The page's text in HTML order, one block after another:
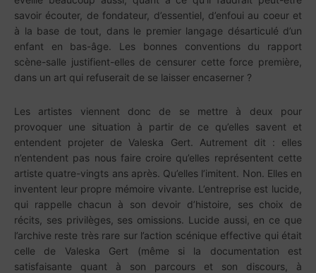
savoir écouter, de fondateur, d’essentiel, d’enfoui au coeur et
à la base de tout, dans le premier langage désarticulé d’un
enfant en bas-âge. Les bonnes conventions du rapport
scène-salle justifient-elles de censurer cette force première,
dans un art qui refuserait de se laisser encaserner ?
Les artistes viennent donc de se mettre à deux pour
provoquer une situation à partir de ce qu’elles savent et
entendent projeter de Valeska Gert. Autrement dit : elles
n’entendent pas nous faire croire qu’elles représentent cette
artiste quatre-vingts ans après. Qu’elles l’imitent. Non. Elles en
inventent leur propre mémoire vivante. L’entreprise est lucide,
qui rappelle chacun à son devoir d’histoire, ses choix de
récits, ses privilèges, ses omissions. Lucide aussi, en ce que
l’archive reste très rare sur l’action scénique effective qui était
celle de Valeska Gert (même si la documentation est
satisfaisante quant à son parcours et son discours, à